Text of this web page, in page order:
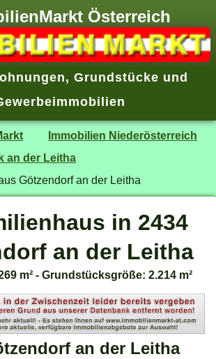
Österreich
, Grundstücke und
Immobilien Niederösterreich
an der Leitha
Götzendorf an der Leitha
in 2434
an der Leitha
m² - Grundstücksgröße: 2.214 m²
an der Leitha